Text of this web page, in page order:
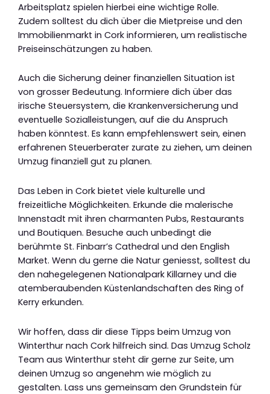
Arbeitsplatz spielen hierbei eine wichtige Rolle.
Zudem solltest du dich über die Mietpreise und den
Immobilienmarkt in Cork informieren, um realistische
Preiseinschätzungen zu haben.
Auch die Sicherung deiner finanziellen Situation ist
von grosser Bedeutung. Informiere dich über das
irische Steuersystem, die Krankenversicherung und
eventuelle Sozialleistungen, auf die du Anspruch
haben könntest. Es kann empfehlenswert sein, einen
erfahrenen Steuerberater zurate zu ziehen, um deinen
Umzug finanziell gut zu planen.
Das Leben in Cork bietet viele kulturelle und
freizeitliche Möglichkeiten. Erkunde die malerische
Innenstadt mit ihren charmanten Pubs, Restaurants
und Boutiquen. Besuche auch unbedingt die
berühmte St. Finbarr’s Cathedral und den English
Market. Wenn du gerne die Natur geniesst, solltest du
den nahegelegenen Nationalpark Killarney und die
atemberaubenden Küstenlandschaften des Ring of
Kerry erkunden.
Wir hoffen, dass dir diese Tipps beim Umzug von
Winterthur nach Cork hilfreich sind. Das Umzug Scholz
Team aus Winterthur steht dir gerne zur Seite, um
deinen Umzug so angenehm wie möglich zu
gestalten. Lass uns gemeinsam den Grundstein für